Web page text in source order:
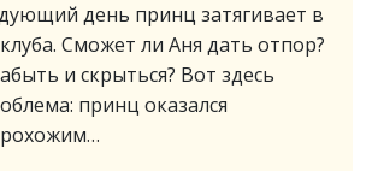
день принц затягивает в
Сможет ли Аня дать отпор?
и скрыться? Вот здесь
принц оказался